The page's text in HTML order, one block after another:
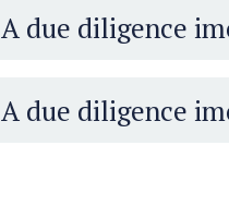
A due diligence
A due diligence